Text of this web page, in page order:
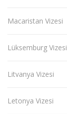
Macaristan Vizesi
Lüksemburg Vizesi
Litvanya Vizesi
Letonya Vizesi